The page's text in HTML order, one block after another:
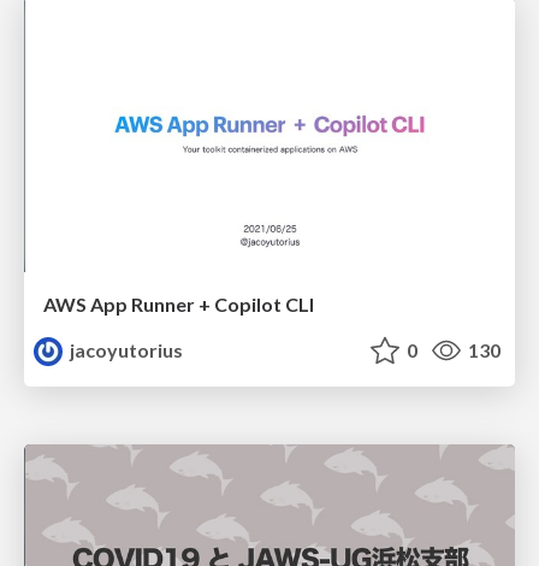
AWS App Runner + Copilot CLI
jacoyutorius
0 130